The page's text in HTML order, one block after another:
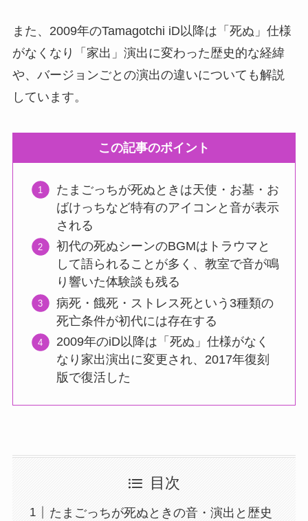
また、2009年のTamagotchi iD以降は「死ぬ」仕様
がなくなり「家出」演出に変わった歴史的な経緯
や、バージョンごとの演出の違いについても解説
しています。
この記事のポイント
たまごっちが死ぬときは天使・お墓・お
ばけっちなど特有のアイコンと音が表示
される
初代の死ぬシーンのBGMはトラウマと
して語られることが多く、教室で音が鳴
り響いた体験談も残る
病死・餓死・ストレス死という3種類の
死亡条件が初代には存在する
2009年のiD以降は「死ぬ」仕様がなく
なり家出演出に変更され、2017年復刻
版で復活した
目次
たまごっちが死ぬときの音・演出と歴史